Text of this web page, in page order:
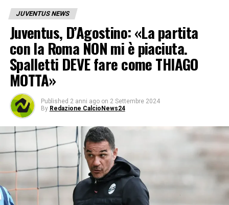
JUVENTUS NEWS
Juventus, D’Agostino: «La partita
con la Roma NON mi è piaciuta.
Spalletti DEVE fare come THIAGO
MOTTA»
Published 2 anni ago on 2 Settembre 2024
By Redazione CalcioNews24